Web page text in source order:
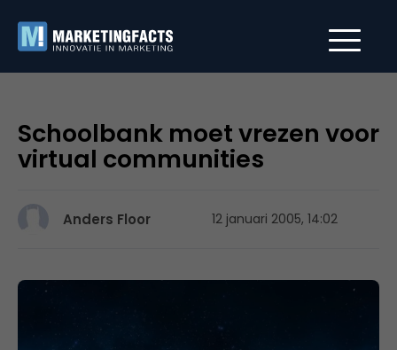
Schoolbank moet vrezen voor
virtual communities
Anders Floor 12 januari 2005, 14:02